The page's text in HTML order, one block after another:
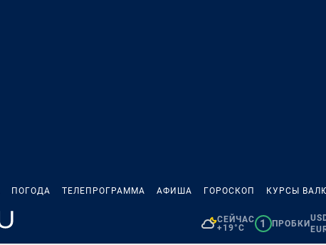
ПОГОДА ТЕЛЕПРОГРАММА АФИША ГОРОСКОП КУРСЫ
СЕЙЧАС
+19°C
1 ПРОБКИ